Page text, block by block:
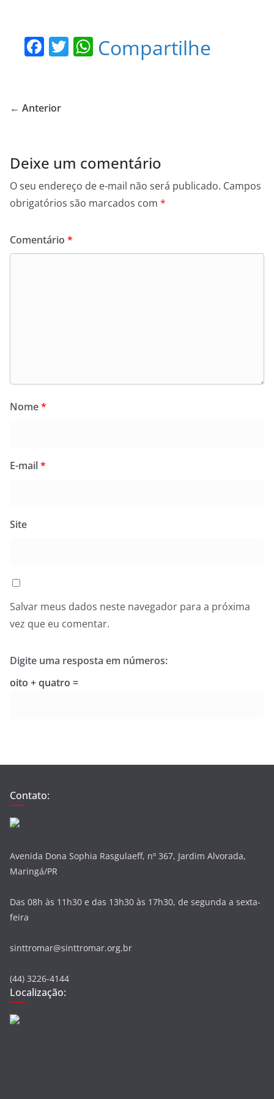
F
e
o
k
T W
p
Compartilhe
← Anterior
Deixe um comentário
O seu endereço de e-mail não será publicado. Campos
obrigatórios são marcados com *
Comentário *
Nome*
E-mail*
Site
Salvar meus dados neste navegador para a próxima
vez que eu comentar.
Digite uma resposta em números:
oito + quatro =
Contato:
Avenida Dona Sophia Rasgulaeff, nº 367, Jardim Alvorada,
Maringá/PR
Das 08h às 11h30 e das 13h30 às 17h30, de segunda a sexta-
feira
sinttromar@sinttromar.org.br
(44) 3226-4144
Localização: